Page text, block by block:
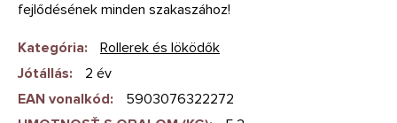
fejlődésének minden szakaszához!
Kategória:
Rollerek és löködők
Jótállás:
2 év
EAN vonalkód:
5903076322272